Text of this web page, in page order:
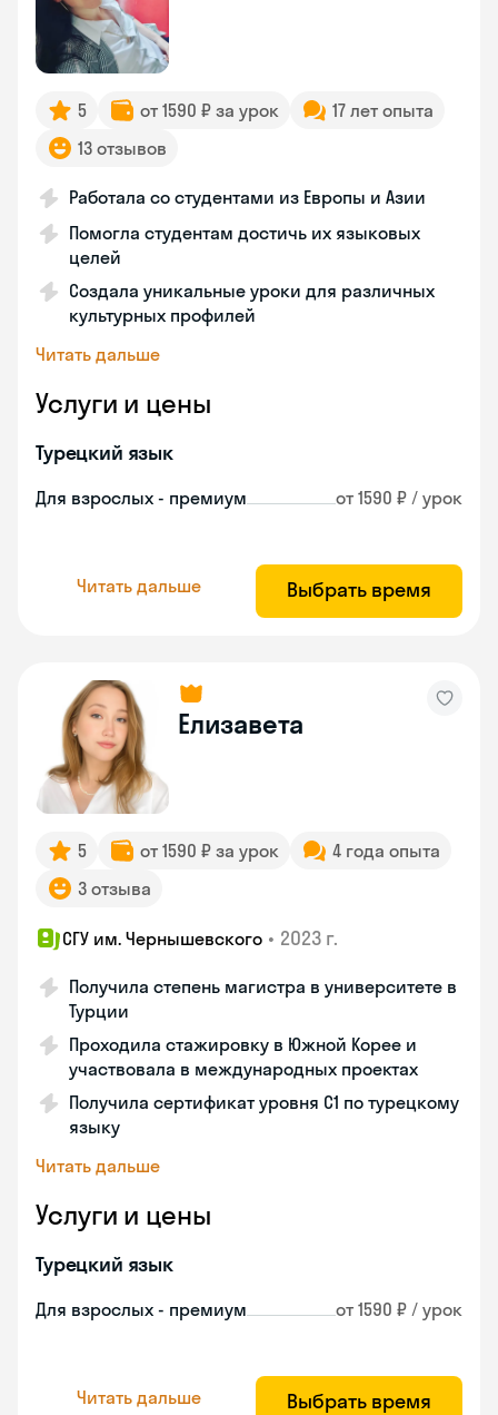
5 от 1590 ₽ за урок
17 лет опыта
13 отзывов
Работала со студентами из Европы и Азии
Помогла студентам достичь их языковых
целей
Создала уникальные уроки для различных
культурных профилей
Читать дальше
Услуги и цены
Турецкий язык
Для взрослых - премиум от 1590 ₽ / урок
Читать дальше Выбрать время
Елизавета
5 от 1590 ₽ за урок
4 года опыта
3 отзыва
СГУ им. Чернышевского • 2023 г.
Получила степень магистра в университете в
Турции
Проходила стажировку в Южной Корее и
участвовала в международных проектах
Получила сертификат уровня C1 по турецкому
языку
Читать дальше
Услуги и цены
Турецкий язык
Для взрослых - премиум от 1590 ₽ / урок
Читать дальше Выбрать время